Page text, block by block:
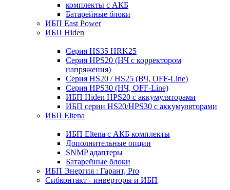
комплекты с АКБ
Батарейные блоки
ИБП East Power
ИБП Hiden
Серия HS35 HRK25
Серия HPS20 (НЧ с корректором
напряжения)
Серия HS20 / HS25 (ВЧ, OFF-Line)
Серия HPS30 (НЧ, OFF-Line)
ИБП Hiden HPS20 с аккумуляторами
ИБП серии HS20/HPS30 с аккумуляторами
ИБП Eltena
ИБП Eltena с АКБ комплекты
Дополнительные опции
SNMP адаптеры
Батарейные блоки
ИБП Энергия : Гарант, Pro
Сибконтакт - инверторы и ИБП